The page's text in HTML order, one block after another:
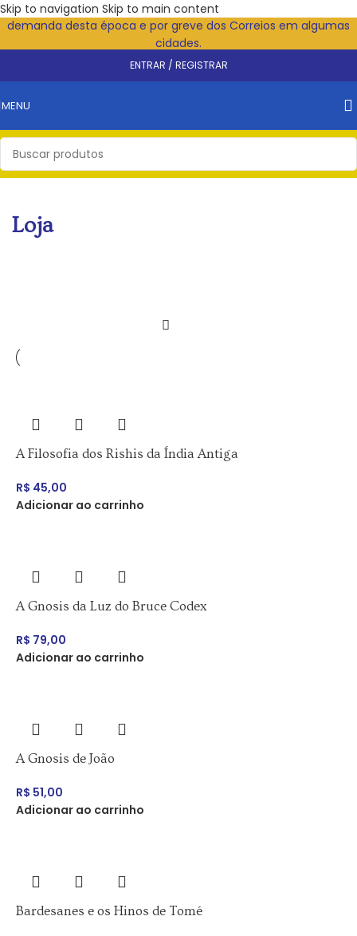
Skip to navigation Skip to main content
Atenção! Pode haver atraso na entrega em razão da grande
demanda desta época e por greve dos Correios em algumas
cidades.
ENTRAR / REGISTRAR
MENU
Loja
A Filosofia dos Rishis da Índia Antiga
R$ 45,00
Adicionar ao carrinho
A Gnosis da Luz do Bruce Codex
R$ 79,00
Adicionar ao carrinho
A Gnosis de João
R$ 51,00
Adicionar ao carrinho
Bardesanes e os Hinos de Tomé